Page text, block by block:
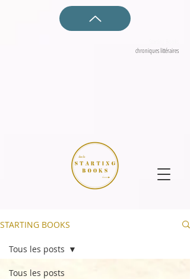
chroniques littéraires
STARTING BOOKS
Tous les posts
Tous les posts